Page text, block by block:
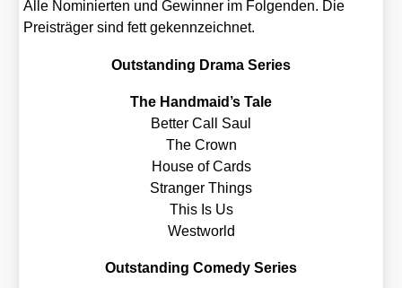
Alle Nomi­nier­ten und Gewin­ner im Fol­gen­den. Die
Preis­trä­ger sind fett gekenn­zeich­net.
Out­stan­ding Dra­ma Series
The Handmaid’s Tale
Bet­ter Call Saul
The Crown
House of Cards
Stran­ger Things
This Is Us
West­world
Out­stan­ding Come­dy Series